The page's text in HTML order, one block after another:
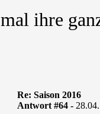
mal ihre
Re: Saison 2016
Antwort #64 -